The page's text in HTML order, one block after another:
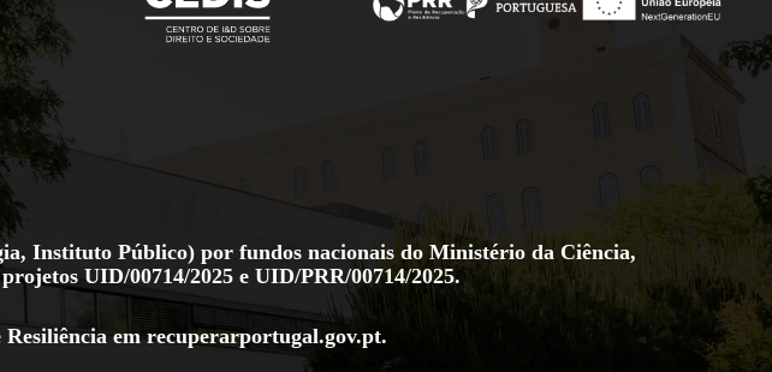
Instituto Público) por fundos nacionais do Ministério da Ciência,
UID/00714/2025 e UID/PRR/00714/2025.
Resiliência emrecuperarportugal.gov.pt.